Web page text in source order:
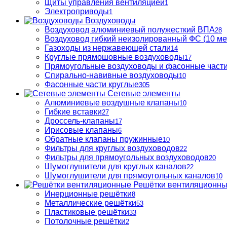
Щиты управления вентиляцией1
Электроприводы1
Воздуховоды
Воздуховод алюминиевый полужесткий ВПА28
Воздуховод гибкий неизолированный ФС (10
Газоходы из нержавеющей стали14
Круглые прямошовные воздуховоды17
Прямоугольные воздуховоды и фасонные части
Спирально-навивные воздуховоды10
Фасонные части круглые305
Сетевые элементы
Алюминиевые воздушные клапаны10
Гибкие вставки27
Дроссель-клапаны17
Ирисовые клапаны6
Обратные клапаны пружинные10
Фильтры для круглых воздуховодов22
Фильтры для прямоугольных воздуховодов20
Шумоглушители для круглых каналов22
Шумоглушители для прямоугольных каналов10
Решётки
Инерционные решётки8
Металлические решётки53
Пластиковые решётки33
Потолочные решётки2